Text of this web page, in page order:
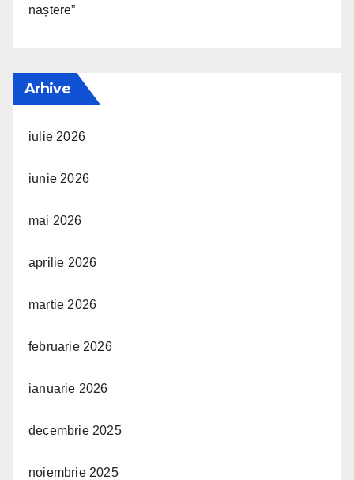
naștere”
Arhive
iulie 2026
iunie 2026
mai 2026
aprilie 2026
martie 2026
februarie 2026
ianuarie 2026
decembrie 2025
noiembrie 2025